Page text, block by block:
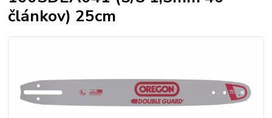
článkov) 25cm